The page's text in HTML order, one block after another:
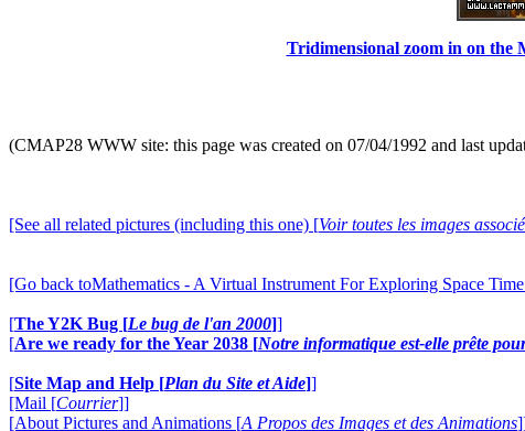
Tridimensional zoom in on the
(CMAP28 WWW site: this page was created on 07/04/1992 and last
[See all related pictures (including this one) [Voir toutes les images
[Go back toMathematics - A Virtual Instrument For Exploring Space
[The Y2K Bug [Le bug de l'an 2000]]
[Are we ready for the Year 2038 [Notre informatique est-elle prête
[Site Map and Help [Plan du Site et Aide]]
[Mail [Courrier]]
[About Pictures and Animations [A Propos des Images et des Animations